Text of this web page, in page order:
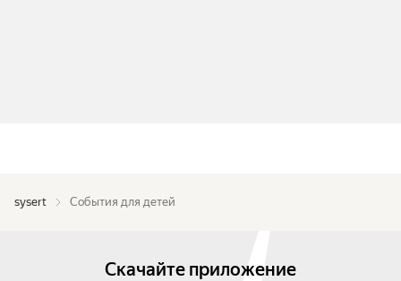
sysert События для детей
Скачайте приложение